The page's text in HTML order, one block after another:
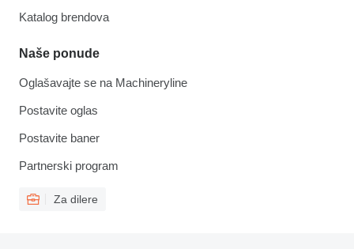
Katalog brendova
Naše ponude
Oglašavajte se na Machineryline
Postavite oglas
Postavite baner
Partnerski program
Za dilere